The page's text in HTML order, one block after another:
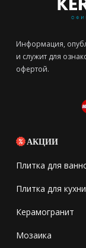
Информация,
и служит для
офертой.
АКЦИИ
Плитка для
Плитка для кухни
Керамогранит
Мозаика